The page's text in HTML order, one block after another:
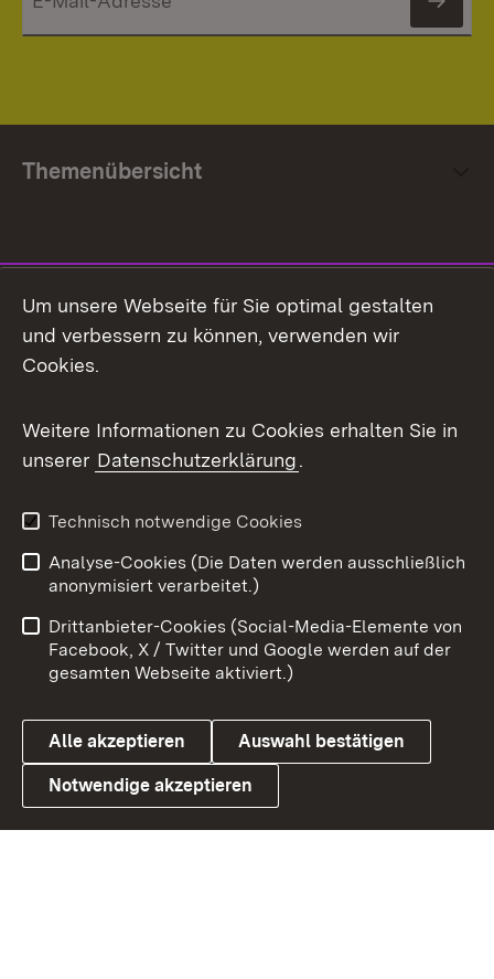
Themenübersicht
Facebook
X / Twitter
Youtube
Link zum Landesportal
Impressum
Kontakt
Barrierefreiheit
Datenschutz
Cookies
Um unsere Webseite für Sie optimal gestalten
und verbessern zu können, verwenden wir
Cookies.
Weitere Informationen zu Cookies erhalten Sie in
unserer Datenschutzerklärung.
Technisch notwendige Cookies
Analyse-Cookies (Die Daten werden ausschließlich
anonymisiert verarbeitet.)
Drittanbieter-Cookies (Social-Media-Elemente von
Facebook, X / Twitter und Google werden auf der
gesamten Webseite aktiviert.)
Alle akzeptieren Auswahl bestätigen
Notwendige akzeptieren